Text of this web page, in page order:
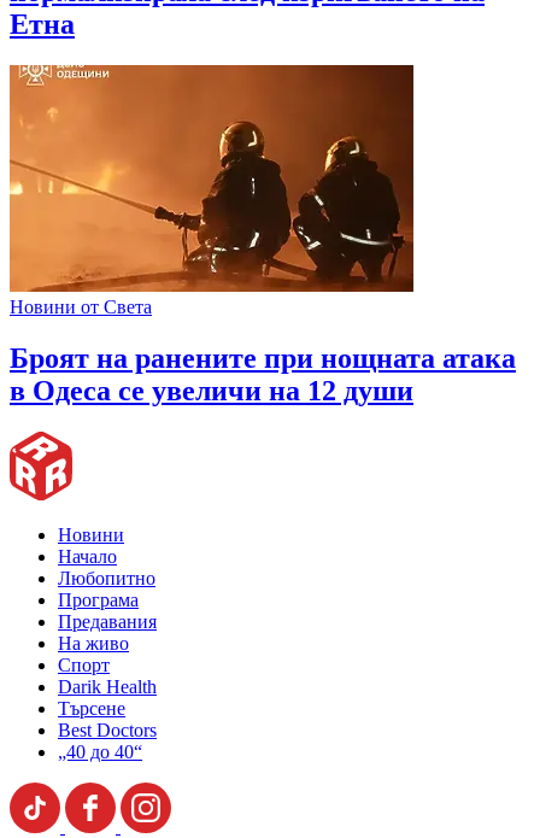
Етна
Новини от Света
Броят на ранените при нощната атака
в Одеса се увеличи на 12 души
Новини
Начало
Любопитно
Програма
Предавания
На живо
Спорт
Darik Health
Търсене
Best Doctors
„40 до 40“